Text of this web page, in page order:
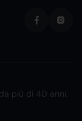
più di 40 anni.